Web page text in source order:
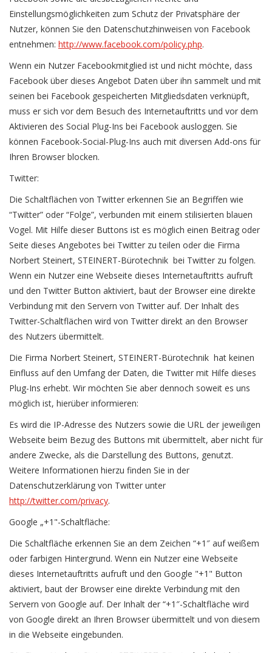
Einstellungsmöglichkeiten zum Schutz der Privatsphäre der
Nutzer, können Sie den Datenschutzhinweisen von Facebook
entnehmen: http://www.facebook.com/policy.php.
Wenn ein Nutzer Facebookmitglied ist und nicht möchte, dass
Facebook über dieses Angebot Daten über ihn sammelt und mit
seinen bei Facebook gespeicherten Mitgliedsdaten verknüpft,
muss er sich vor dem Besuch des Internetauftritts und vor dem
Aktivieren des Social Plug-Ins bei Facebook ausloggen. Sie
können Facebook-Social-Plug-Ins auch mit diversen Add-ons für
Ihren Browser blocken.
Twitter:
Die Schaltflächen von Twitter erkennen Sie an Begriffen wie
“Twitter” oder “Folge”, verbunden mit einem stilisierten blauen
Vogel. Mit Hilfe dieser Buttons ist es möglich einen Beitrag oder
Seite dieses Angebotes bei Twitter zu teilen oder die Firma
Norbert Steinert, STEINERT-Bürotechnik bei Twitter zu folgen.
Wenn ein Nutzer eine Webseite dieses Internetauftritts aufruft
und den Twitter Button aktiviert, baut der Browser eine direkte
Verbindung mit den Servern von Twitter auf. Der Inhalt des
Twitter-Schaltflächen wird von Twitter direkt an den Browser
des Nutzers übermittelt.
Die Firma Norbert Steinert, STEINERT-Bürotechnik hat keinen
Einfluss auf den Umfang der Daten, die Twitter mit Hilfe dieses
Plug-Ins erhebt. Wir möchten Sie aber dennoch soweit es uns
möglich ist, hierüber informieren:
Es wird die IP-Adresse des Nutzers sowie die URL der jeweiligen
Webseite beim Bezug des Buttons mit übermittelt, aber nicht für
andere Zwecke, als die Darstellung des Buttons, genutzt.
Weitere Informationen hierzu finden Sie in der
Datenschutzerklärung von Twitter unter
http://twitter.com/privacy.
Google „+1"-Schaltfläche:
Die Schaltfläche erkennen Sie an dem Zeichen “+1″ auf weißem
oder farbigen Hintergrund. Wenn ein Nutzer eine Webseite
dieses Internetauftritts aufruft und den Google "+1" Button
aktiviert, baut der Browser eine direkte Verbindung mit den
Servern von Google auf. Der Inhalt der “+1″-Schaltfläche wird
von Google direkt an Ihren Browser übermittelt und von diesem
in die Webseite eingebunden.